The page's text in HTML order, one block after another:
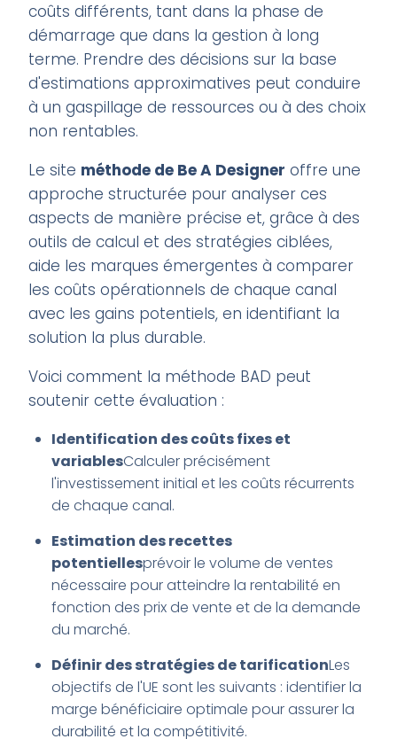
coûts différents, tant dans la phase de
démarrage que dans la gestion à long
terme. Prendre des décisions sur la base
d'estimations approximatives peut conduire
à un gaspillage de ressources ou à des choix
non rentables.
Le site méthode de Be A Designer offre une
approche structurée pour analyser ces
aspects de manière précise et, grâce à des
outils de calcul et des stratégies ciblées,
aide les marques émergentes à comparer
les coûts opérationnels de chaque canal
avec les gains potentiels, en identifiant la
solution la plus durable.
Voici comment la méthode BAD peut
soutenir cette évaluation :
Identification des coûts fixes et
variablesCalculer précisément
l'investissement initial et les coûts récurrents
de chaque canal.
Estimation des recettes
potentiellesprévoir le volume de ventes
nécessaire pour atteindre la rentabilité en
fonction des prix de vente et de la demande
du marché.
Définir des stratégies de tarificationLes
objectifs de l'UE sont les suivants : identifier la
marge bénéficiaire optimale pour assurer la
durabilité et la compétitivité.